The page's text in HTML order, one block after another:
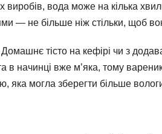
вода може на кілька
— не більше ніж стільки, щоб
тісто на кефірі чи з
в начинці вже м’яка, тому
яка могла зберегти більше